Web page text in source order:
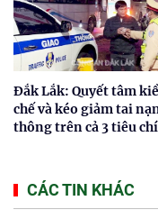
Đắk Lắk: Quyết tâm
chế và kéo giảm tai
thông trên cả 3 tiêu chí
CÁC TIN KHÁC